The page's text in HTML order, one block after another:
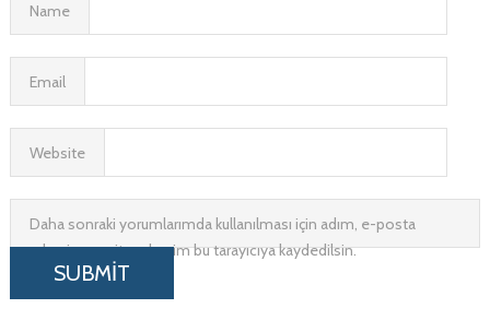
Name
Email
Website
Daha sonraki yorumlarımda kullanılması için adım, e-posta
adresim ve site adresim bu tarayıcıya kaydedilsin.